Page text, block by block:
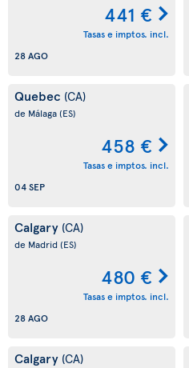
441 €
Tasas e imptos. incl.
28 AGO
Quebec (CA)
de Málaga(ES)
458 €
Tasas e imptos. incl.
04 SEP
Calgary (CA)
de Madrid(ES)
480 €
Tasas e imptos. incl.
28 AGO
Calgary (CA)